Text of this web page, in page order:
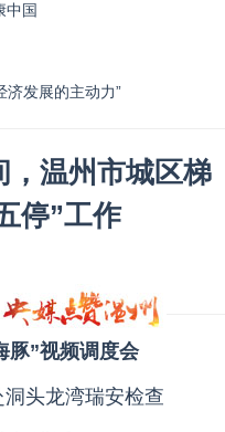
中国
济发展的主动力”
，温州市城区梯
停”工作
豚”视频调度会
头龙湾瑞安检查